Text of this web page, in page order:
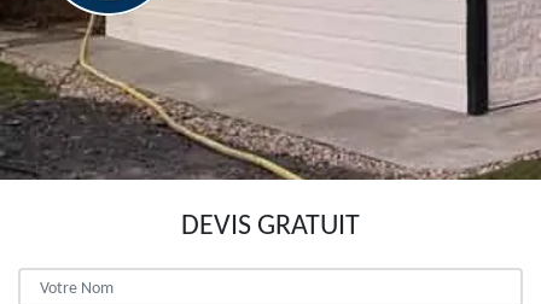
DEVIS GRATUIT